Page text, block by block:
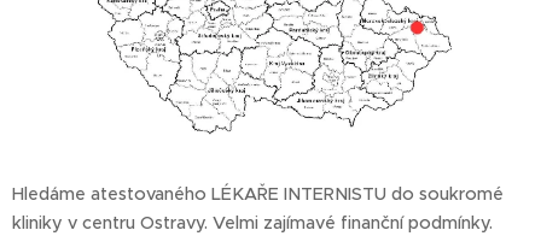
Hledáme atestovaného LÉKAŘE INTERNISTU do soukromé
kliniky v centru Ostravy. Velmi zajímavé finanční podmínky.